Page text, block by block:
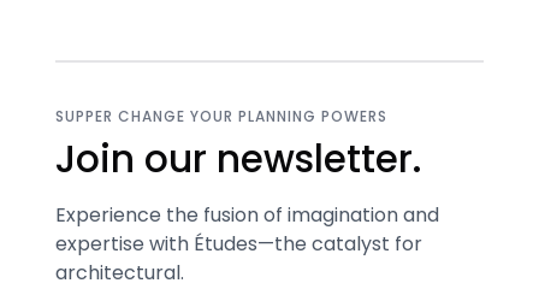
SUPPER CHANGE YOUR PLANNING POWERS
Join our newsletter.
Experience the fusion of imagination and
expertise with Études—the catalyst for
architectural.